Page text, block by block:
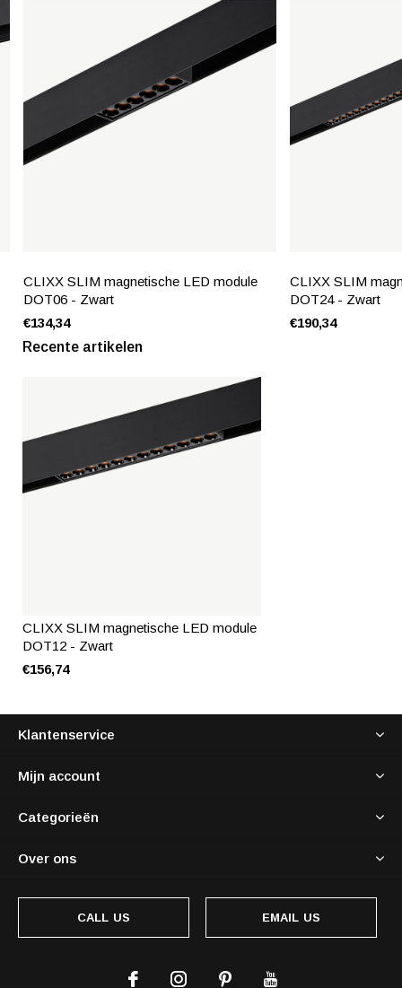
CLIXX SLIM magnetische LED module
DOT06 - Zwart
€134,34
CLIXX SLIM
DOT24 - Zwart
€190,34
Recente artikelen
CLIXX SLIM magnetische LED module
DOT12 - Zwart
€156,74
Klantenservice
Mijn account
Categorieën
Over ons
CALL US EMAIL US